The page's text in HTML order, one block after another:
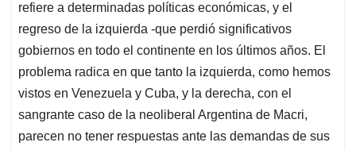
refiere a determinadas políticas económicas, y el
regreso de la izquierda -que perdió significativos
gobiernos en todo el continente en los últimos años. El
problema radica en que tanto la izquierda, como hemos
vistos en Venezuela y Cuba, y la derecha, con el
sangrante caso de la neoliberal Argentina de Macri,
parecen no tener respuestas ante las demandas de sus